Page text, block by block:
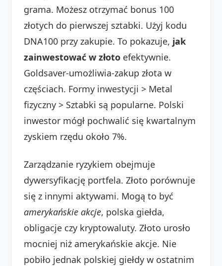
grama. Możesz otrzymać bonus 100
złotych do pierwszej sztabki. Użyj kodu
DNA100 przy zakupie. To pokazuje, jak
zainwestować w złoto efektywnie.
Goldsaver-umożliwia-zakup złota w
częściach. Formy inwestycji > Metal
fizyczny > Sztabki są popularne. Polski
inwestor mógł pochwalić się kwartalnym
zyskiem rzędu około 7%.
Zarządzanie ryzykiem obejmuje
dywersyfikację portfela. Złoto porównuje
się z innymi aktywami. Mogą to być
amerykańskie akcje, polska giełda,
obligacje czy kryptowaluty. Złoto urosło
mocniej niż amerykańskie akcje. Nie
pobiło jednak polskiej giełdy w ostatnim